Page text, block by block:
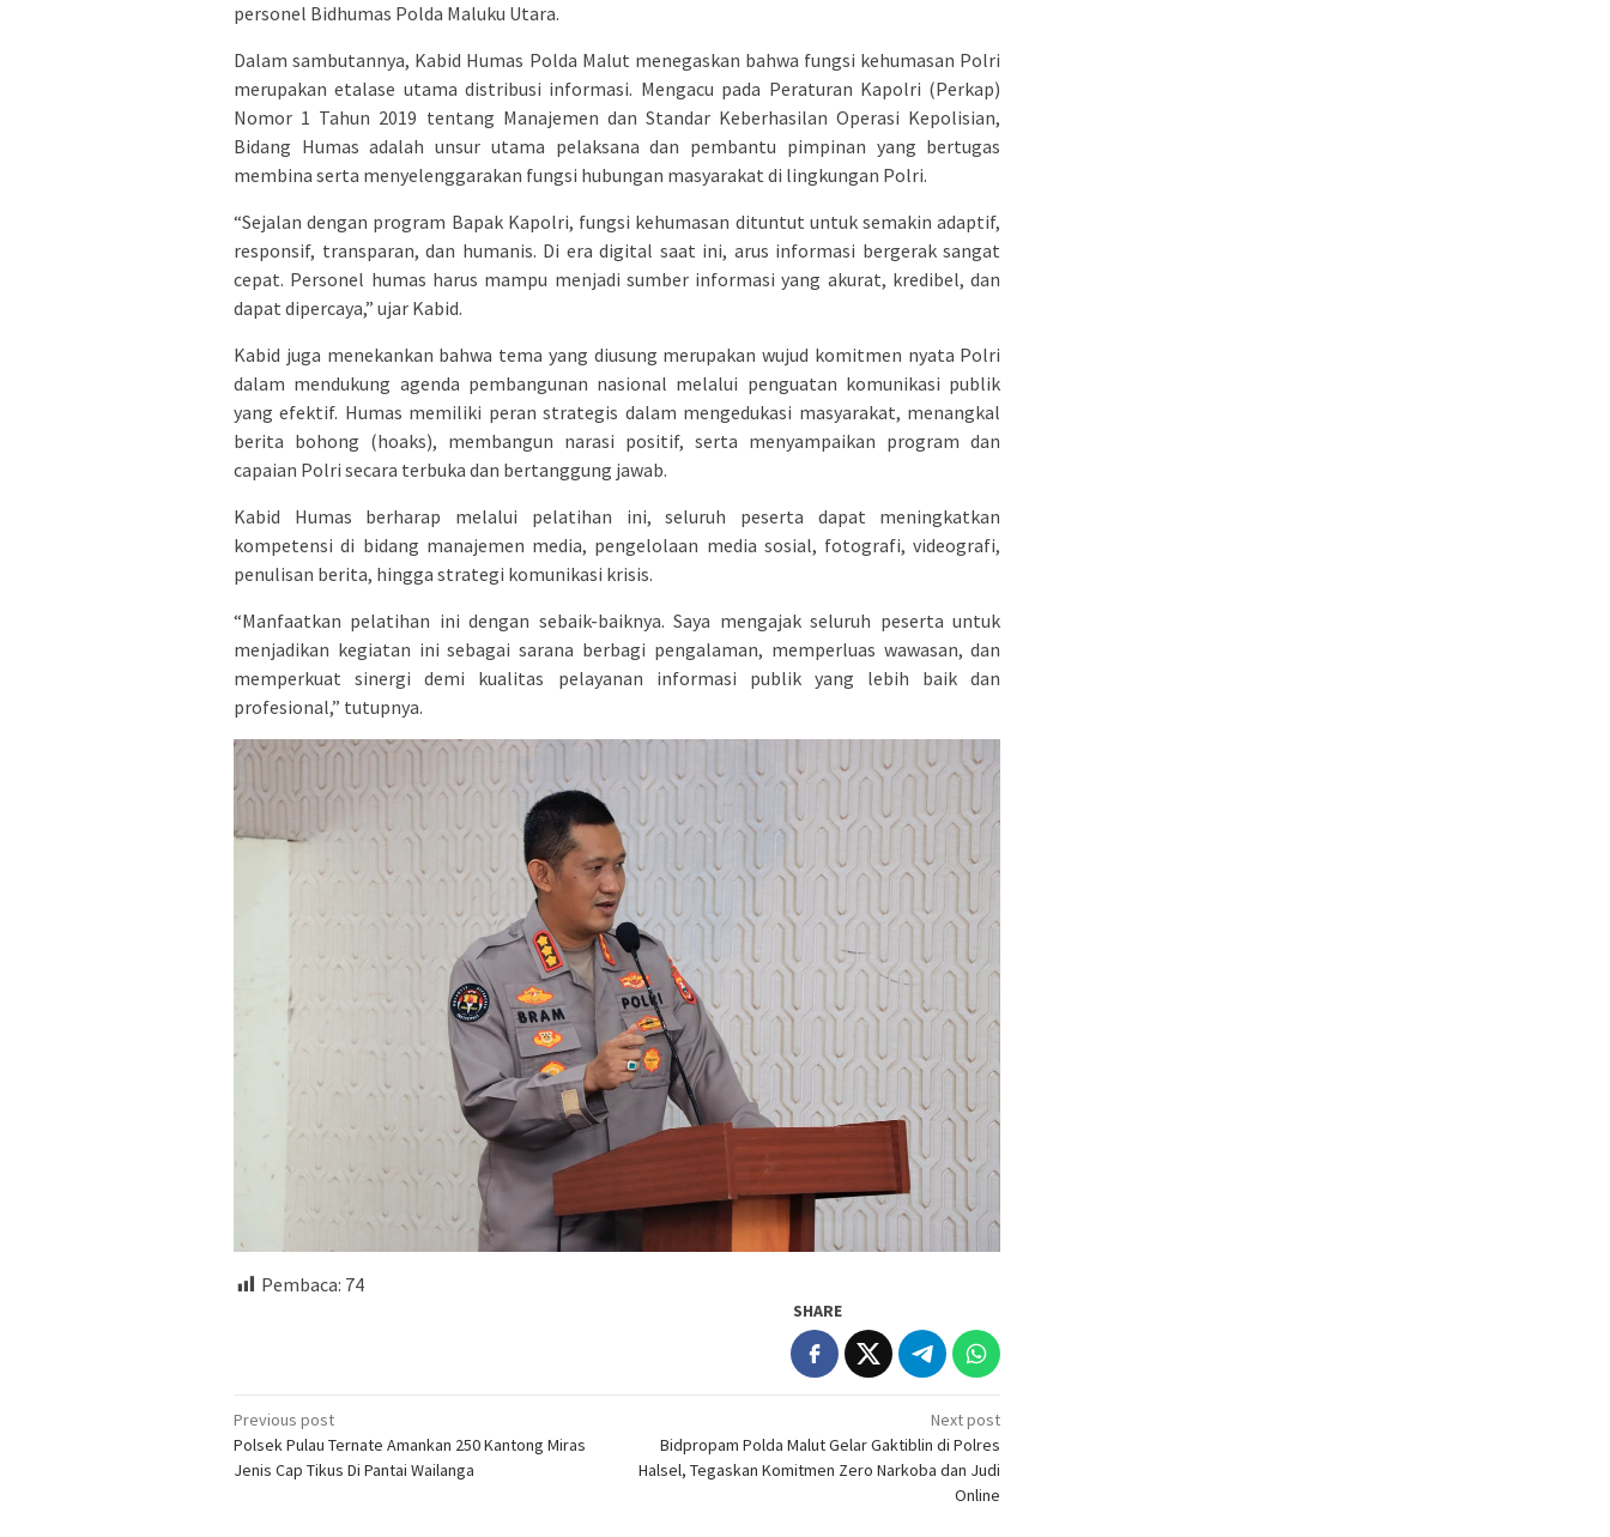
personel Bidhumas Polda Maluku Utara.
Dalam sambutannya, Kabid Humas Polda Malut menegaskan bahwa fungsi kehumasan Polri
merupakan etalase utama distribusi informasi. Mengacu pada Peraturan Kapolri (Perkap)
Nomor 1 Tahun 2019 tentang Manajemen dan Standar Keberhasilan Operasi Kepolisian,
Bidang Humas adalah unsur utama pelaksana dan pembantu pimpinan yang bertugas
membina serta menyelenggarakan fungsi hubungan masyarakat di lingkungan Polri.
“Sejalan dengan program Bapak Kapolri, fungsi kehumasan dituntut untuk semakin adaptif,
responsif, transparan, dan humanis. Di era digital saat ini, arus informasi bergerak sangat
cepat. Personel humas harus mampu menjadi sumber informasi yang akurat, kredibel, dan
dapat dipercaya,” ujar Kabid.
Kabid juga menekankan bahwa tema yang diusung merupakan wujud komitmen nyata Polri
dalam mendukung agenda pembangunan nasional melalui penguatan komunikasi publik
yang efektif. Humas memiliki peran strategis dalam mengedukasi masyarakat, menangkal
berita bohong (hoaks), membangun narasi positif, serta menyampaikan program dan
capaian Polri secara terbuka dan bertanggung jawab.
Kabid Humas berharap melalui pelatihan ini, seluruh peserta dapat meningkatkan
kompetensi di bidang manajemen media, pengelolaan media sosial, fotografi, videografi,
penulisan berita, hingga strategi komunikasi krisis.
“Manfaatkan pelatihan ini dengan sebaik-baiknya. Saya mengajak seluruh peserta untuk
menjadikan kegiatan ini sebagai sarana berbagi pengalaman, memperluas wawasan, dan
memperkuat sinergi demi kualitas pelayanan informasi publik yang lebih baik dan
profesional,” tutupnya.
Pembaca: 74
SHARE
Post
navigation
Previous post
Polsek Pulau Ternate Amankan 250 Kantong Miras
Jenis Cap Tikus Di Pantai Wailanga
Next post
Bidpropam Polda Malut Gelar Gaktiblin di Polres
Halsel, Tegaskan Komitmen Zero Narkoba dan Judi
Online